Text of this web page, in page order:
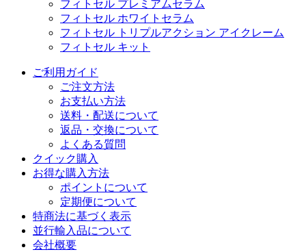
フィトセル プレミアムセラム
フィトセル ホワイトセラム
フィトセル トリプルアクション アイクレーム
フィトセル キット
ご利用ガイド
ご注文方法
お支払い方法
送料・配送について
返品・交換について
よくある質問
クイック購入
お得な購入方法
ポイントについて
定期便について
特商法に基づく表示
並行輸入品について
会社概要